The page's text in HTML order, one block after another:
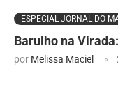
ESPECIAL JORNAL DO
Barulho na
por Melissa Maciel